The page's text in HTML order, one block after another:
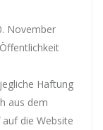
November
Haftung
aus dem
die Website